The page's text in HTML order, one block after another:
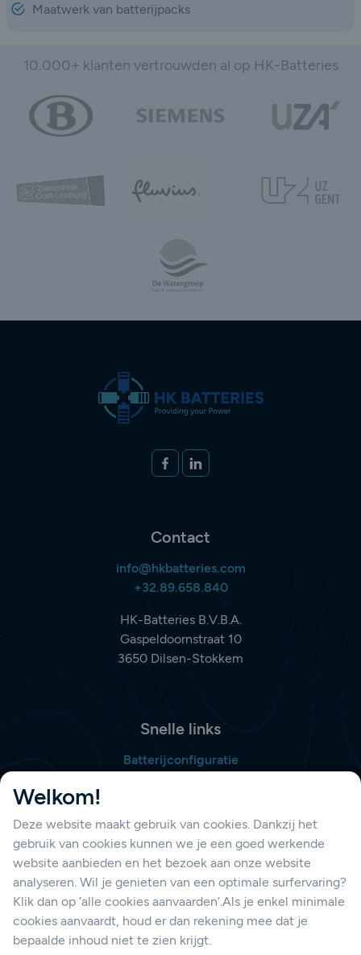
Maatwerk van batterijpacks
10.000+ klanten vertrouwden al op HK-Batteries
Volg ons op
FACEBOOKLINKEDIN
Contact
info@hkbatteries.com
+32.89.658.840
HK-Batteries B.V.B.A.
Gaspeldoornstraat 10
3650 Dilsen-Stokkem
Snelle links
Batterijconfiguratie
Support
Contacteer ons
Welkom!
Deze website maakt gebruik van cookies. Dankzij het
gebruik van cookies kunnen we je een goed werkende
website aanbieden en het bezoek aan onze website
analyseren. Wil je genieten van een optimale surfervaring?
Klik dan op ‘alle cookies aanvaarden’.Als je enkel minimale
cookies aanvaardt, houd er dan rekening mee dat je
bepaalde inhoud niet te zien krijgt.